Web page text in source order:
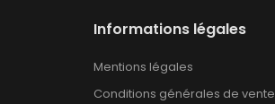
Informations légales
Mentions légales
Conditions générales de vente